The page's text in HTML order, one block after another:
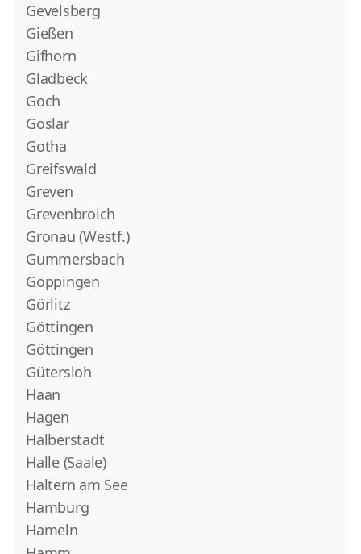
Gevelsberg
Gießen
Gifhorn
Gladbeck
Goch
Goslar
Gotha
Greifswald
Greven
Grevenbroich
Gronau (Westf.)
Gummersbach
Göppingen
Görlitz
Göttingen
Göttingen
Gütersloh
Haan
Hagen
Halberstadt
Halle (Saale)
Haltern am See
Hamburg
Hameln